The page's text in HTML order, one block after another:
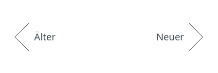
Älter Neuer